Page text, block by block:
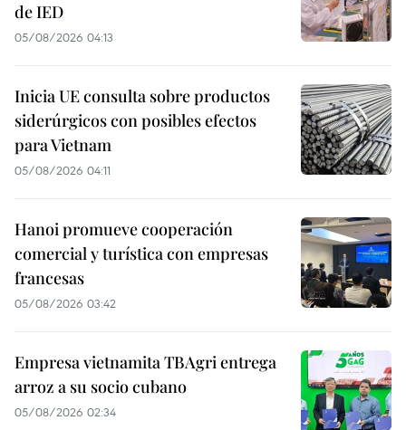
de IED
05/08/2026 04:13
Inicia UE consulta sobre productos
siderúrgicos con posibles efectos
para Vietnam
05/08/2026 04:11
Hanoi promueve cooperación
comercial y turística con empresas
francesas
05/08/2026 03:42
Empresa vietnamita TBAgri entrega
arroz a su socio cubano
05/08/2026 02:34